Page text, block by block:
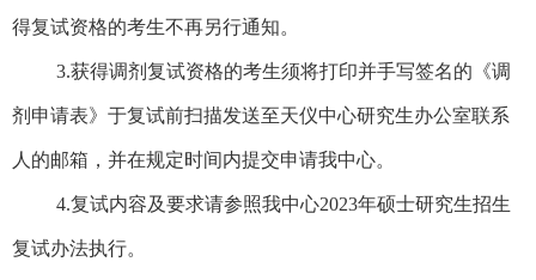
得复试资格的考生不再另行通知。
3.获得调剂复试资格的考生须将打印并手写签名的《调
剂申请表》于复试前扫描发送至天仪中心研究生办公室联系
人的邮箱，并在规定时间内提交申请我中心。
4.复试内容及要求请参照我中心2023年硕士研究生招生
复试办法执行。